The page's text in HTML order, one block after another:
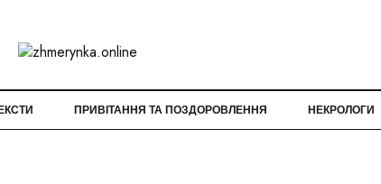
ПРИВІТАННЯ ТА ПОЗДОРОВЛЕННЯ НЕКРОЛОГИ